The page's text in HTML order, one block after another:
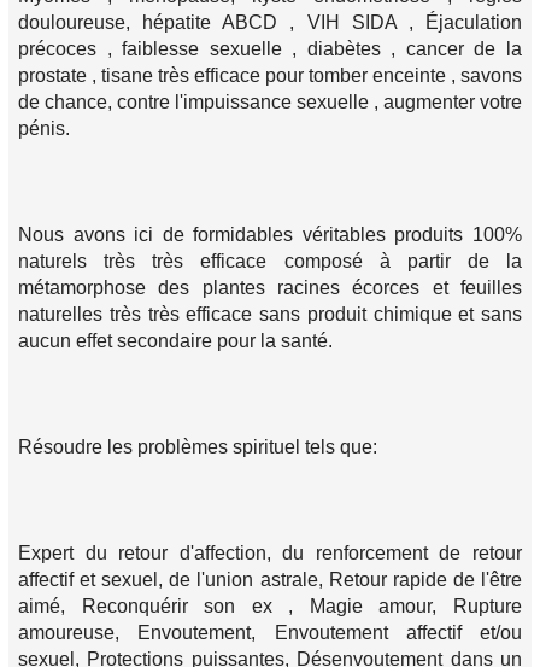
douloureuse, hépatite ABCD , VIH SIDA , Éjaculation
précoces , faiblesse sexuelle , diabètes , cancer de la
prostate , tisane très efficace pour tomber enceinte , savons
de chance, contre l'impuissance sexuelle , augmenter votre
pénis.
Nous avons ici de formidables véritables produits 100%
naturels très très efficace composé à partir de la
métamorphose des plantes racines écorces et feuilles
naturelles très très efficace sans produit chimique et sans
aucun effet secondaire pour la santé.
Résoudre les problèmes spirituel tels que:
Expert du retour d'affection, du renforcement de retour
affectif et sexuel, de l'union astrale, Retour rapide de l'être
aimé, Reconquérir son ex , Magie amour, Rupture
amoureuse, Envoutement, Envoutement affectif et/ou
sexuel, Protections puissantes, Désenvoutement dans un